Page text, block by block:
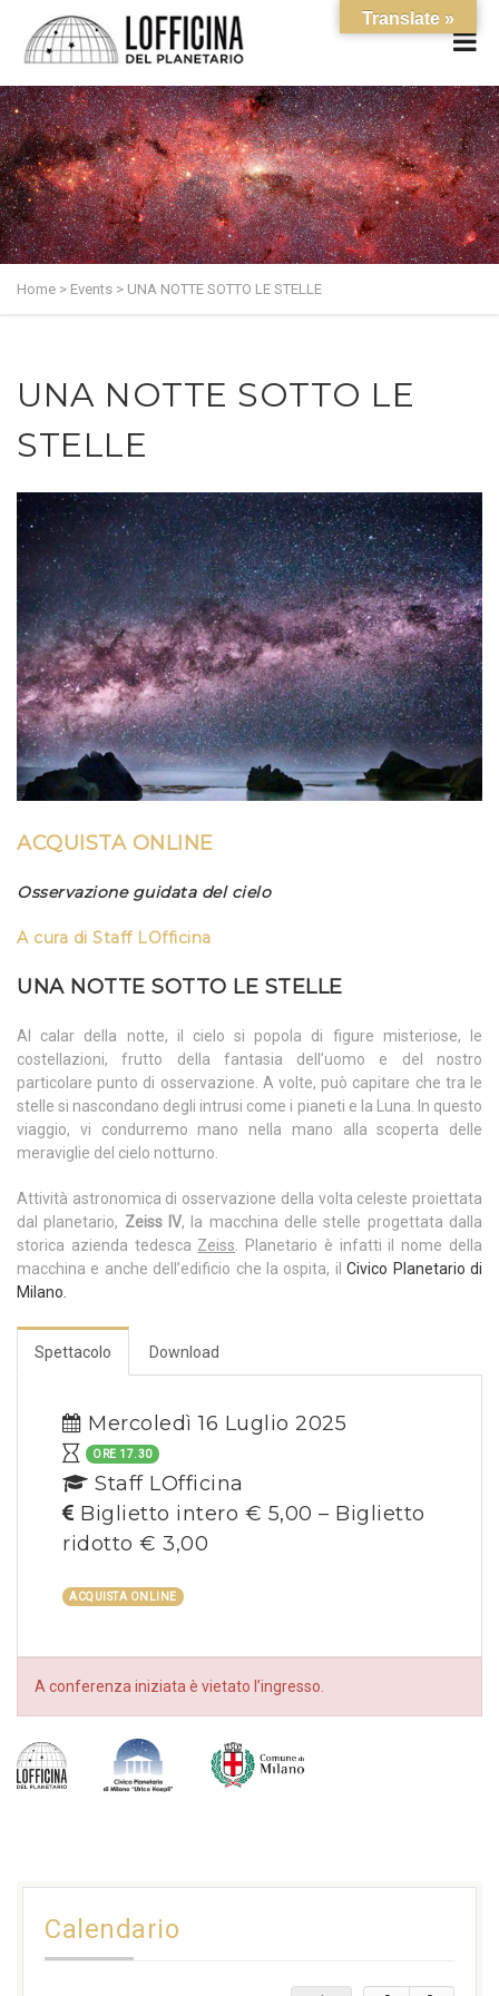
Home > Events > UNA NOTTE SOTTO LE STELLE
UNA NOTTE SOTTO LE
STELLE
ACQUISTA ONLINE
Osservazione guidata del cielo
A cura di Staff LOfficina
UNA NOTTE SOTTO LE STELLE
Al calar della notte, il cielo si popola di figure misteriose, le
costellazioni, frutto della fantasia dell’uomo e del nostro
particolare punto di osservazione. A volte, può capitare che tra le
stelle si nascondano degli intrusi come i pianeti e la Luna. In questo
viaggio, vi condurremo mano nella mano alla scoperta delle
meraviglie del cielo notturno.
Attività astronomica di osservazione della volta celeste proiettata
dal planetario, Zeiss IV, la macchina delle stelle progettata dalla
storica azienda tedesca Zeiss. Planetario è infatti il nome della
macchina e anche dell’edificio che la ospita, ilCivico Planetario di
Milano.
Spettacolo Download
Mercoledì 16 Luglio 2025
ORE 17.30
Staff LOfficina
Biglietto intero € 5,00 – Biglietto
ridotto € 3,00
ACQUISTA ONLINE
A conferenza iniziata è vietato l’ingresso.
Calendario
Translate »